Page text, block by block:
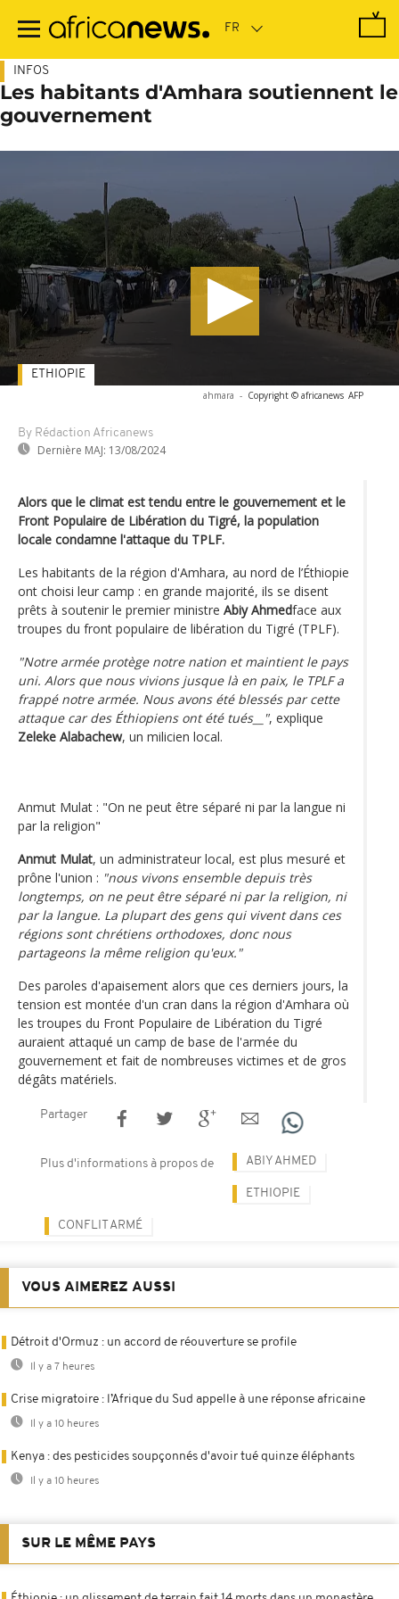
contenu
INFOS
Les habitants d'Amhara soutiennent le
gouvernement
ahmara - Copyright © africanews AFP
By Rédaction Africanews
Dernière MAJ: 13/08/2024
ETHIOPIE
Alors que le climat est tendu entre le gouvernement et le
Front Populaire de Libération du Tigré, la population
locale condamne l'attaque du TPLF.
Les habitants de la région d'Amhara, au nord de l’Éthiopie
ont choisi leur camp : en grande majorité, ils se disent
prêts à soutenir le premier ministre Abiy Ahmedface aux
troupes du front populaire de libération du Tigré (TPLF).
"Notre armée protège notre nation et maintient le pays
uni. Alors que nous vivions jusque là en paix, le TPLF a
frappé notre armée. Nous avons été blessés par cette
attaque car des Éthiopiens ont été tués__", explique
Zeleke Alabachew, un milicien local.
Anmut Mulat : "On ne peut être séparé ni par la langue ni
par la religion"
Anmut Mulat, un administrateur local, est plus mesuré et
prône l'union : "nous vivons ensemble depuis très
longtemps, on ne peut être séparé ni par la religion, ni
par la langue. La plupart des gens qui vivent dans ces
régions sont chrétiens orthodoxes, donc nous
partageons la même religion qu'eux."
Des paroles d'apaisement alors que ces derniers jours, la
tension est montée d'un cran dans la région d'Amhara où
les troupes du Front Populaire de Libération du Tigré
auraient attaqué un camp de base de l'armée du
gouvernement et fait de nombreuses victimes et de gros
dégâts matériels.
Partager
Plus d'informations à propos de ABIY AHMED
ETHIOPIE
CONFLIT ARMÉ
VOUS AIMEREZ AUSSI
Détroit d'Ormuz : un accord de réouverture se profile
Il y a 7 heures
Crise migratoire : l’Afrique du Sud appelle à une réponse africaine
Il y a 10 heures
Kenya : des pesticides soupçonnés d'avoir tué quinze éléphants
Il y a 10 heures
SUR LE MÊME PAYS